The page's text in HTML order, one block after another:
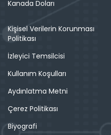
Kanada Doları
Kişisel Verilerin Korunması
Politikası
İzleyici Temsilcisi
Kullanım Koşulları
Aydınlatma Metni
Çerez Politikası
Biyografi